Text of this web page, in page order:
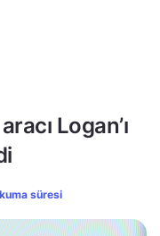
Logan’ı
süresi